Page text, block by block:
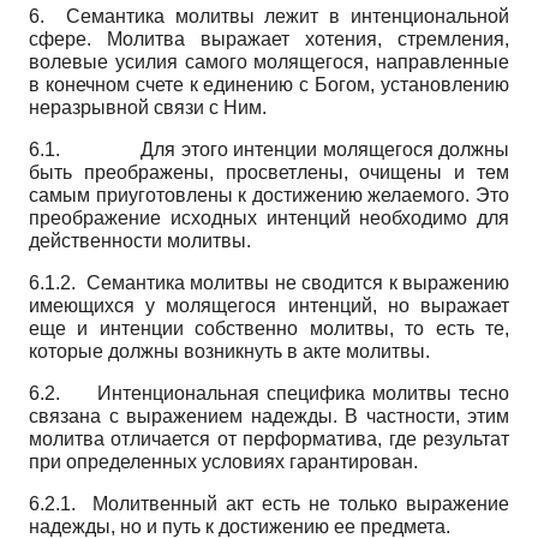
6. Семантика молитвы лежит в интенциональной
сфере. Молитва выражает хотения, стремления,
волевые усилия самого молящегося, направленные
в конечном счете к единению с Богом, установлению
неразрывной связи с Ним.
6.1. Для этого интенции молящегося должны
быть преображены, просветлены, очищены и тем
самым приуготовлены к достижению желаемого. Это
преображение исходных интенций необходимо для
действенности молитвы.
6.1.2. Семантика молитвы не сводится к выражению
имеющихся у молящегося интенций, но выражает
еще и интенции собственно молитвы, то есть те,
которые должны возникнуть в акте молитвы.
6.2. Интенциональная специфика молитвы тесно
связана с выражением надежды. В частности, этим
молитва отличается от перформатива, где результат
при определенных условиях гарантирован.
6.2.1. Молитвенный акт есть не только выражение
надежды, но и путь к достижению ее предмета.